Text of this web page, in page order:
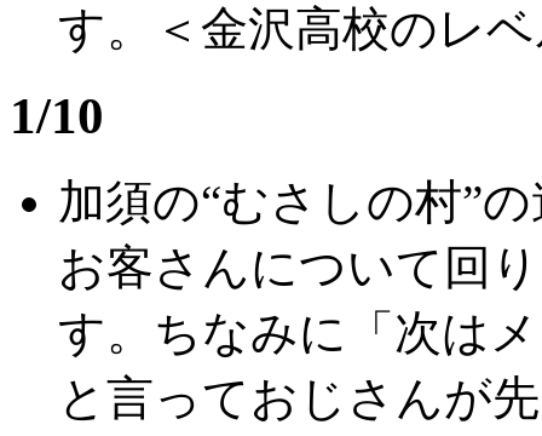
す。＜金沢高校のレ
1/10
加須の“むさしの村”
お客さんについて回
す。ちなみに「次は
と言っておじさんが